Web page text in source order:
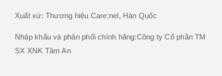
Xuất xứ: Thương hiệu Care:nel, Hàn Quốc
Nhập khẩu và phânphốichính hãng:Công ty Cổ phần TM
SX XNK Tâm An